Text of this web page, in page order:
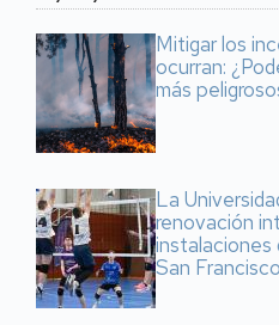
Mitigar los
ocurran:
más
La
renovación
instalaciones
San Francisco